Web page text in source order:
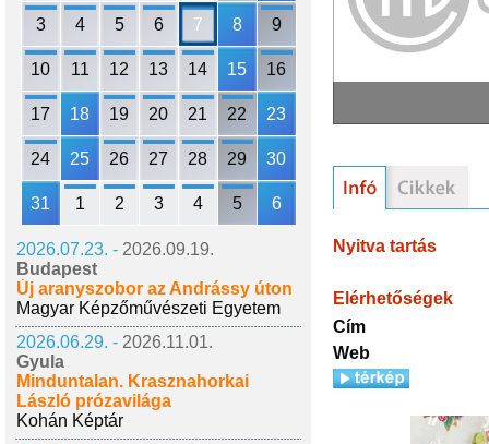
3 4 5 6 7 8 9
10 11 12 13 14 15 16
17 18 19 20 21 22 23
24 25 26 27 28 29 30
31 1 2 3 4 5 6
2026.07.23. - 2026.09.19.
Budapest
Új aranyszobor az Andrássy úton
Magyar Képzőművészeti Egyetem
2026.06.29. - 2026.11.01.
Gyula
Minduntalan. Krasznahorkai
László prózavilága
Kohán Képtár
Nyitva tartás
Elérhetőségek
Cím
Web